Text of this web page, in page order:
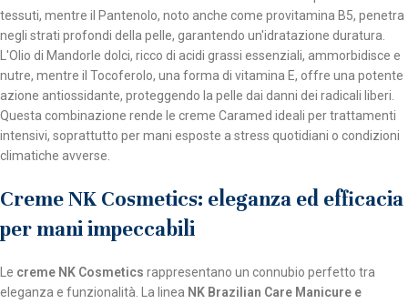
tessuti, mentre il Pantenolo, noto anche come provitamina B5, penetra
negli strati profondi della pelle, garantendo un'idratazione duratura.
L'Olio di Mandorle dolci, ricco di acidi grassi essenziali, ammorbidisce e
nutre, mentre il Tocoferolo, una forma di vitamina E, offre una potente
azione antiossidante, proteggendo la pelle dai danni dei radicali liberi.
Questa combinazione rende le creme Caramed ideali per trattamenti
intensivi, soprattutto per mani esposte a stress quotidiani o condizioni
climatiche avverse.
Creme NK Cosmetics: eleganza ed efficacia
per mani impeccabili
Le creme NK Cosmetics rappresentano un connubio perfetto tra
eleganza e funzionalità. La linea NK Brazilian Care Manicure e